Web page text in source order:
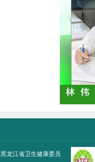
黑龙江省卫生健康委员